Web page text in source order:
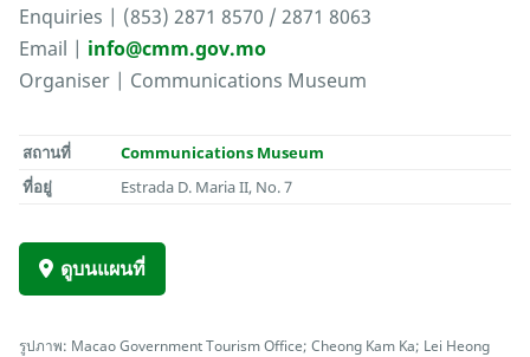
Enquiries | (853) 2871 8570 / 2871 8063
Email | info@cmm.gov.mo
Organiser | Communications Museum
สถานที่
Communications Museum
ที่อยู่
Estrada D. Maria II, No. 7
ดูบนแผนที่
รูปภาพ: Macao Government Tourism Office; Cheong Kam Ka; Lei Heong